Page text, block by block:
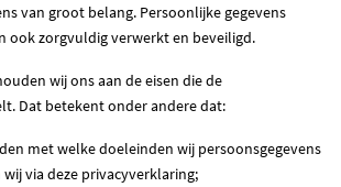
van groot belang. Persoonlijke gegevens
ook zorgvuldig verwerkt en beveiligd.
wij ons aan de eisen die de
Dat betekent onder andere dat:
met welke doeleinden wij persoonsgegevens
via deze privacyverklaring;